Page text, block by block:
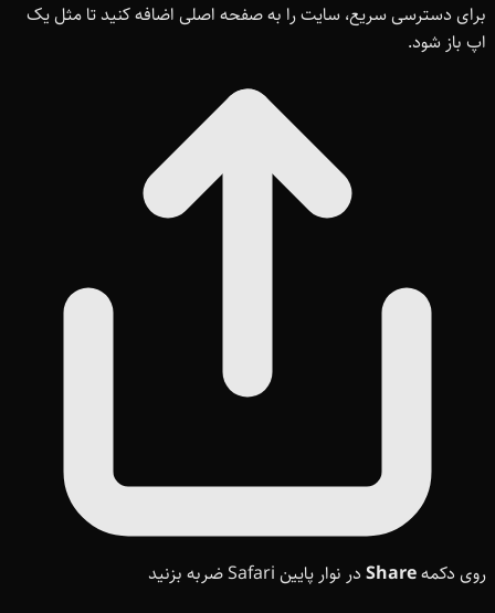
برای دسترسی سریع، سایت را به صفحه اصلی اضافه کنید تا مثل یک
اپ باز شود.
روی دکمهShare در نوار پایین Safari ضربه بزنید